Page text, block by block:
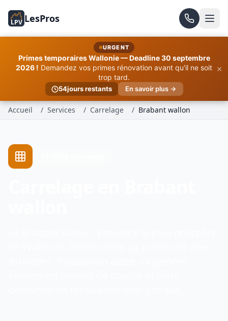
LPV LesPros
URGENT
Primes temporaires Wallonie — Deadline 30 septembre
2026 ! Demandez vos primes rénovation avant qu'il ne soit
trop tard.
54jours restants En savoir plus →
×
Accueil / Services / Carrelage / Brabant wallon